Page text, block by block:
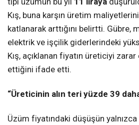
Kış, buna karşın üretim
katlanarak arttığını belirtti. Gübre,
elektrik ve işçilik giderlerindeki
Kış, açıklanan fiyatın üreticiyi
ettiğini ifade etti.
“Üreticinin alın teri yüzde 39
Üzüm fiyatındaki düşüşün